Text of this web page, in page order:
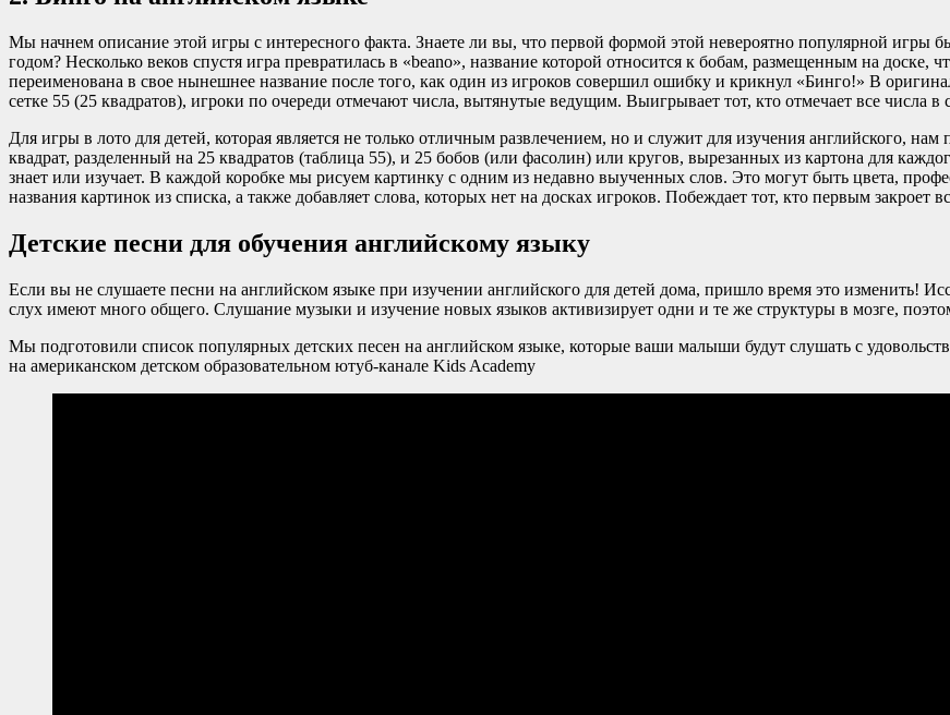
Мы начнем описание этой игры с интересного факта. Знаете ли вы, что первой формой этой невероятно популярной игры
годом? Несколько веков спустя игра превратилась в «beano», название которой относится к бобам, размещенным на
переименована в свое нынешнее название после того, как один из игроков совершил ошибку и крикнул «Бинго!» В
сетке 55 (25 квадратов), игроки по очереди отмечают числа, вытянутые ведущим. Выигрывает тот, кто отмечает все числа в
Для игры в лото для детей, которая является не только отличным развлечением, но и служит для изучения английского,
квадрат, разделенный на 25 квадратов (таблица 55), и 25 бобов (или фасолин) или кругов, вырезанных из картона для
знает или изучает. В каждой коробке мы рисуем картинку с одним из недавно выученных слов. Это могут быть цвета,
названия картинок из списка, а также добавляет слова, которых нет на досках игроков. Побеждает тот, кто первым закроет
Детские песни для обучения английскому языку
Если вы не слушаете песни на английском языке при изучении английского для детей дома, пришло время это изменить!
слух имеют много общего. Слушание музыки и изучение новых языков активизирует одни и те же структуры в мозге,
Мы подготовили список популярных детских песен на английском языке, которые ваши малыши будут слушать с
на американском детском образовательном ютуб-канале Kids Academy